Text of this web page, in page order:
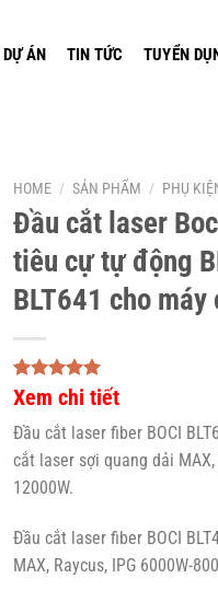
DỰ ÁN TIN TỨC TUYỂN
HOME / SẢN PHẨM / PHỤ
Đầu cắt laser
tiêu cự tự động
BLT641 cho
Rated5.00
out of 5
based on
1
rating
Xem chi tiết
Đầu cắt laser fiber BOCI
cắt laser sợi quang dải MAX,
12000W.
Đầu cắt laser fiber BOCI
MAX, Raycus, IPG 6000W-